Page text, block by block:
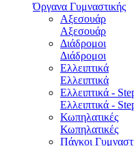
Όργανα Γυμναστικής
Αξεσουάρ
Αξεσουάρ
Διάδρομοι
Διάδρομοι
Ελλειπτικά
Ελλειπτικά
Ελλειπτικά -
Ελλειπτικά -
Κωπηλατικές
Κωπηλατικές
Πάγκοι